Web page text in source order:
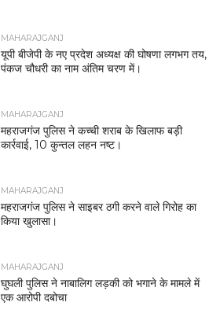
MAHARAJGANJ
यूपी बीजेपी के नए प्रदेश अध्यक्ष की घोषणा लगभग तय,
पंकज चौधरी का नाम अंतिम चरण में।
MAHARAJGANJ
महराजगंज पुलिस ने कच्ची शराब के खिलाफ बड़ी
कार्रवाई, 10 कुन्तल लहन नष्ट।
MAHARAJGANJ
महराजगंज पुलिस ने साइबर ठगी करने वाले गिरोह का
किया खुलासा।
MAHARAJGANJ
घुघली पुलिस ने नाबालिग लड़की को भगाने के मामले में
एक आरोपी दबोचा